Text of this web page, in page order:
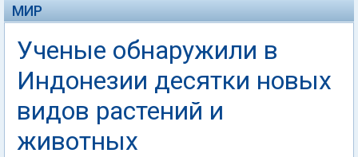
МИР
Ученые обнаружили в
Индонезии десятки новых
видов растений и
животных